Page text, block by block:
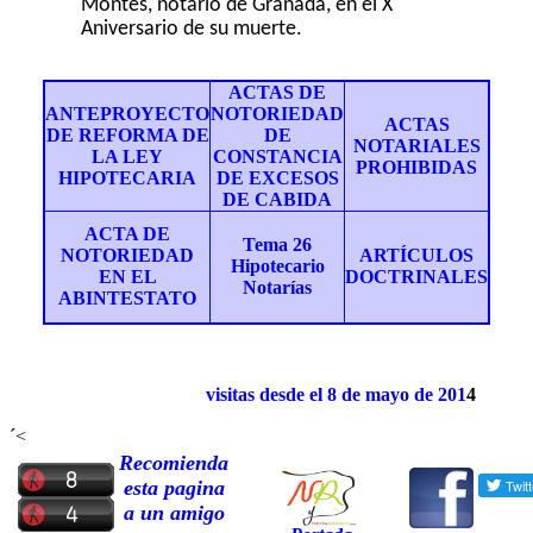
Montes, notario de Granada, en el X
Aniversario de su muerte.
ANTEPROYECTO
DE REFORMA DE
LA LEY
HIPOTECARIA
ACTAS DE
NOTORIEDAD
DE
CONSTANCIA
DE EXCESOS
DE CABIDA
ACTAS
NOTARIALES
PROHIBIDAS
ACTA DE
NOTORIEDAD
EN EL
ABINTESTATO
Tema 26
Hipotecario
Notarías
ARTÍCULOS
DOCTRINALES
visitas desde el 8 de mayo de 2014
´<
Recomienda
esta pagina
a un amigo